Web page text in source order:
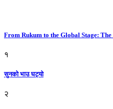
From Rukum to the Global Stage:
१
सुनको भाउ घट्याे
२